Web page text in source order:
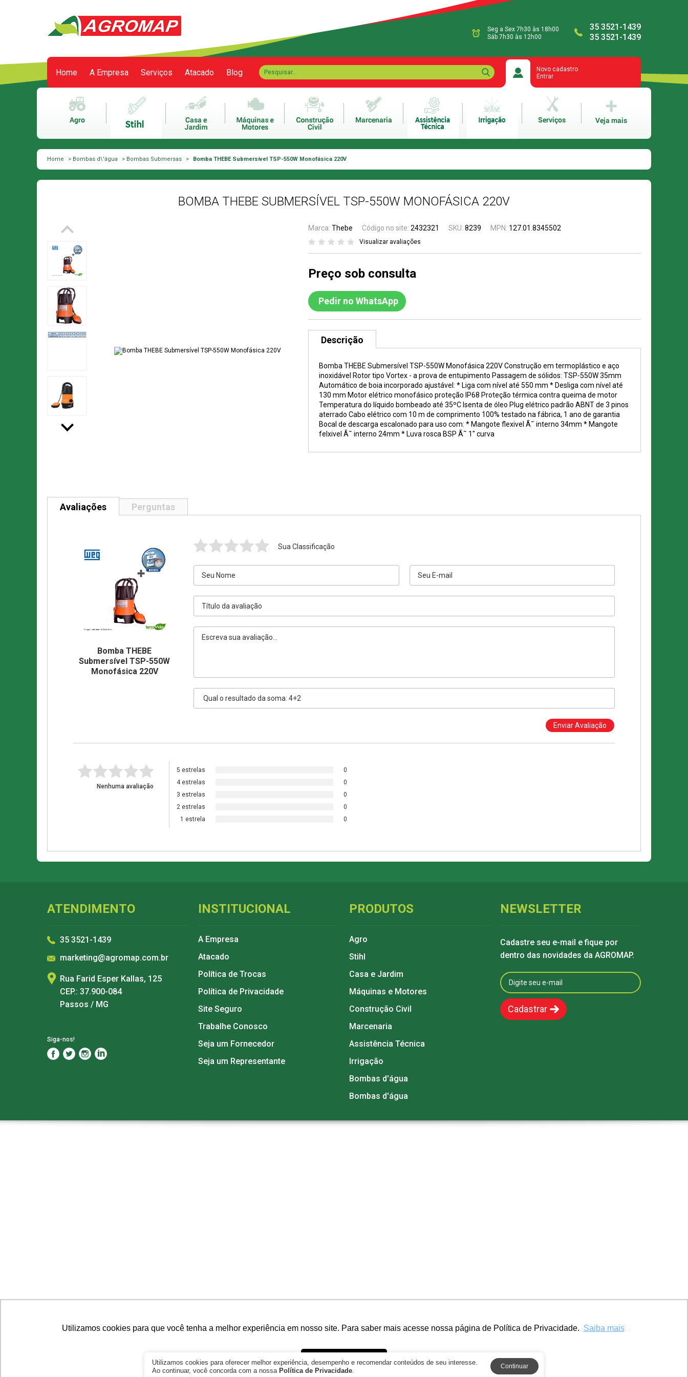
Utilizamos cookies para que você tenha a melhor experiência em nosso site. Para saber mais acesse nossa página de Política de Privacidade. Saiba mais
Ok, entendi!
Seg a Sex 7h30 às 18h00
Sáb 7h30 às 12h00
35 3521-1439
35 3521-1439
Home A Empresa Serviços Atacado Blog
Novo cadastro
Entrar
Home > Bombas d\'água > Bombas Submersas > Bomba THEBE Submersível TSP-550W Monofásica 220V
BOMBA THEBE SUBMERSÍVEL TSP-550W MONOFÁSICA 220V
Marca: Thebe Código no site: 2432321 SKU: 8239 MPN: 127.01.8345502
Visualizar avaliações
Preço sob consulta
Pedir no WhatsApp
Descrição
Bomba THEBE Submersível TSP-550W Monofásica 220V Construção em termoplástico e aço
inoxidável Rotor tipo Vortex - a prova de entupimento Passagem de sólidos: TSP-550W 35mm
Automático de boia incorporado ajustável: * Liga com nível até 550 mm * Desliga com nível até
130 mm Motor elétrico monofásico proteção IP68 Proteção térmica contra queima de motor
Temperatura do líquido bombeado até 35ºC Isenta de óleo Plug elétrico padrão ABNT de 3 pinos
aterrado Cabo elétrico com 10 m de comprimento 100% testado na fábrica, 1 ano de garantia
Bocal de descarga escalonado para uso com: * Mangote flexivel Ã˜ interno 34mm * Mangote
felxivel Ã˜ interno 24mm * Luva rosca BSP Ã˜ 1" curva
Avaliações Perguntas
Bomba THEBE
Submersível TSP-550W
Monofásica 220V
Sua Classificação
Nenhuma avaliação
5 estrelas
0
4 estrelas
0
3 estrelas
0
2 estrelas
0
1 estrela
0
ATENDIMENTO
35 3521-1439
marketing@agromap.com.br
Rua Farid Esper Kallas, 125
CEP.: 37.900-084
Passos / MG
Siga-nos!
INSTITUCIONAL
A Empresa
Atacado
Política de Trocas
Política de Privacidade
Site Seguro
Trabalhe Conosco
Seja um Fornecedor
Seja um Representante
PRODUTOS
Agro
Stihl
Casa e Jardim
Máquinas e Motores
Construção Civil
Marcenaria
Assistência Técnica
Irrigação
Bombas d'água
Bombas d'água
NEWSLETTER
Cadastre seu e-mail e fique por
dentro das novidades da AGROMAP.
FORMAS DE PAGAMENTO
Utilizamos cookies para oferecer melhor experiência, desempenho e recomendar conteúdos de seu interesse.
Ao continuar, você concorda com a nossa Política de Privacidade.
Continuar